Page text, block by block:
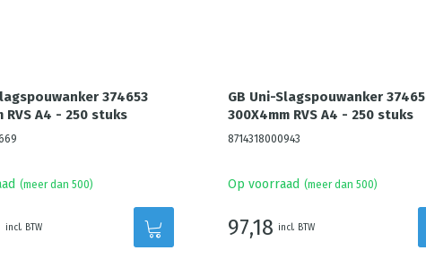
374653
RVS A4 - 250 stuks
(meer dan 500)
incl. BTW
GB Uni-Slagspouwanker 37465
300X4mm RVS A4 - 250 stuks
8714318000943
Op voorraad (meer dan 500)
97,18 incl. BTW